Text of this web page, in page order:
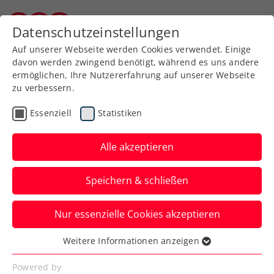
Zurück zur Newsübersicht
Kids & Jugend
Mehr Bewegung für
Salzburgs Kids:
sportstation2-
Wettbewerb am 26.
Jänner
Hervis Sports und motion4kids setzen
Österreichs Zukunft auch 2024 weiterhin
Datenschutzeinstellungen
Auf unserer Webseite werden Cookies verwendet. Einige
davon werden zwingend benötigt, während es uns andere
ermöglichen, Ihre Nutzererfahrung auf unserer Webseite
zu verbessern.
Essenziell Statistiken
Alle akzeptieren
Speichern & schließen
Nur essenzielle Cookies akzeptieren
Essenziell
Essenzielle Cookies werden für grundlegende
Weitere Informationen anzeigen
Powered by